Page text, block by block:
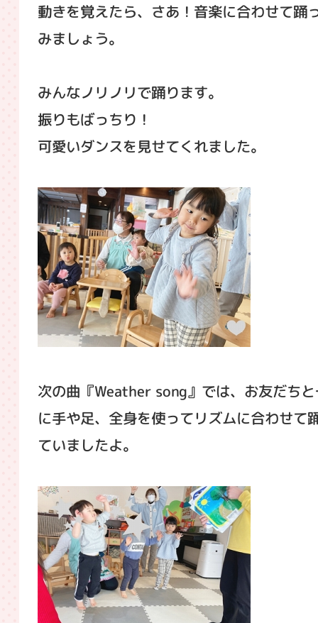
動きを覚えたら、さあ！音楽に合わせて踊
みましょう。
みんなノリノリで踊ります。
振りもばっちり！
可愛いダンスを見せてくれました。
次の曲『Weather song』では、お友だち
に手や足、全身を使ってリズムに合わせて
ていましたよ。